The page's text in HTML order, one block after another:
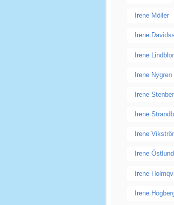
Irene Möller
Irene
Irene
Irene Nygren
Irene
Irene
Irene
Irene Östlund
Irene
Irene